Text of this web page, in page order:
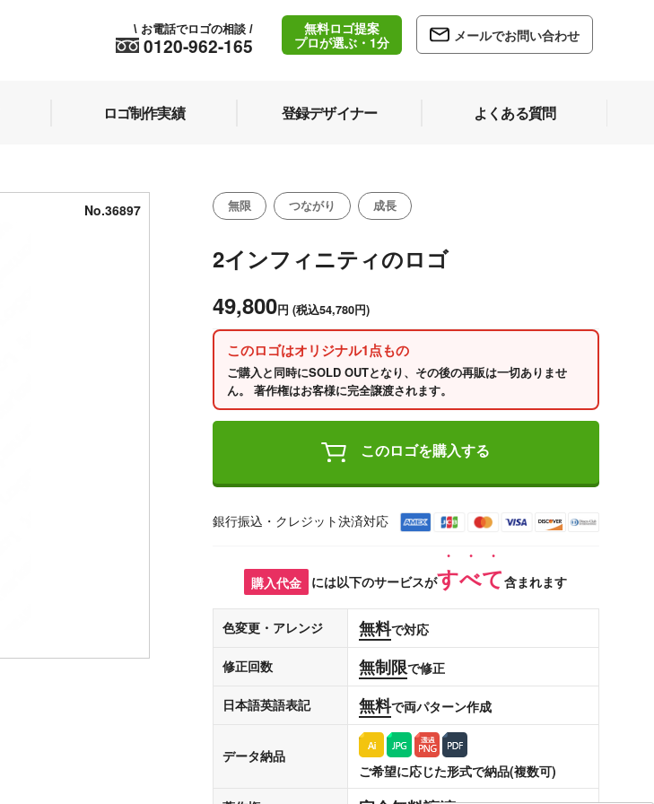
0120-962-165
\ お電話でロゴの相談 /
無料ロゴ提案
プロが選ぶ・1分
メールでお問い合わせ
ロゴ制作実績 登録デザイナー よくある質問
No.36897 無限 つながり 成長
2インフィニティのロゴ
49,800円 (税込54,780円)
このロゴはオリジナル1点もの
ご購入と同時にSOLD OUTとなり、その後の再販は一切ありませ
ん。 著作権はお客様に完全譲渡されます。
このロゴを購入する
銀行振込・クレジット決済対応
購入代金 には以下のサービスがすべて含まれます
色変更・アレンジ 無料で対応
修正回数 無制限で修正
日本語英語表記 無料で両パターン作成
データ納品
ご希望に応じた形式で納品(複数可)